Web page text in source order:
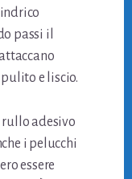
passi il
e liscio.
adesivo
i pelucchi
essere